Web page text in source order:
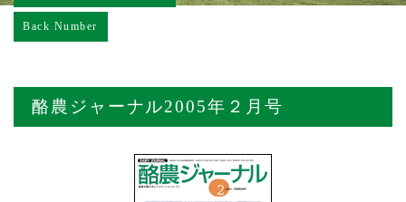
Back Number
酪農ジャーナル2005年２月号